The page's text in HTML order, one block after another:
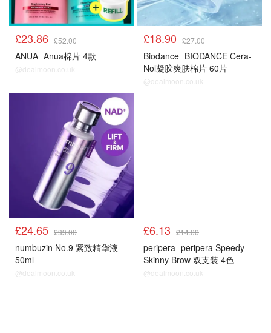
£23.86 £52.00
ANUA Anua棉片 4款
@dealmoon.co.uk
£18.90 £27.00
Biodance BIODANCE Cera-
Nol凝胶爽肤棉片 60片
@dealmoon.co.uk
£24.65 £33.00
numbuzin No.9 紧致精华液
50ml
@dealmoon.co.uk
£6.13 £14.00
peripera peripera Speedy
Skinny Brow 双支装 4色
@dealmoon.co.uk